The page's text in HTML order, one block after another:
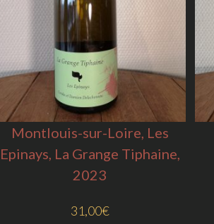
Montlouis-sur-Loire, Les
Epinays, La Grange Tiphaine,
2023
31,00€